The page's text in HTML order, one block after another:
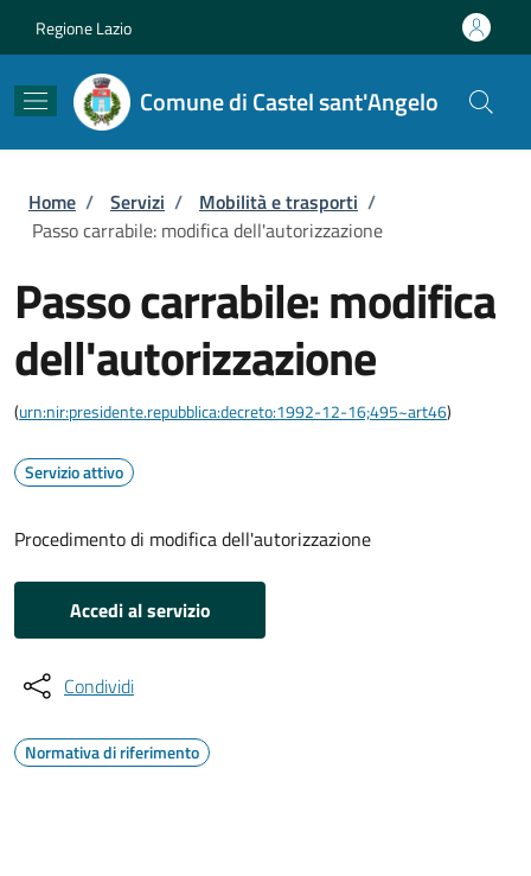
Regione Lazio
Comune di Castel sant'Angelo
Briciole di pane
Home / Servizi / Mobilità e trasporti /
Passo carrabile: modifica dell'autorizzazione
Passo carrabile: modifica
dell'autorizzazione
(urn:nir:presidente.repubblica:decreto:1992-12-16;495~art46)
Servizio attivo
Procedimento di modifica dell'autorizzazione
Accedi al servizio
Condividi
Normativa di riferimento